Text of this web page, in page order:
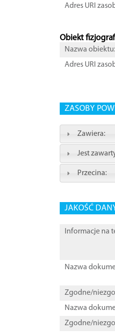
Adres URI
Obiekt
Nazwa obiektu:
Adres URI
ZASOBY
Zawiera:
Jest
Przecina:
JAKOŚĆ
Informacje na
Nazwa
Zgodne/
Nazwa
Zgodne/